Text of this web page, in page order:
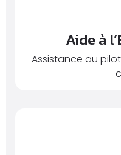
Aide à
Assistance au